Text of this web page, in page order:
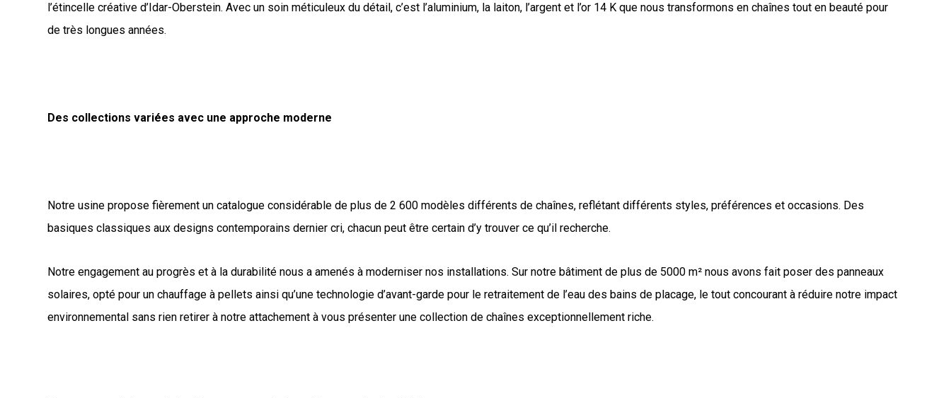
l’étincelle créative d’Idar-Oberstein. Avec un soin méticuleux du détail, c’est l’aluminium, la laiton, l’argent et l’or 14 K que nous transformons en chaînes tout en beauté pour
de très longues années.
Des collections variées avec une approche moderne
Notre usine propose fièrement un catalogue considérable de plus de 2 600 modèles différents de chaînes, reflétant différents styles, préférences et occasions. Des
basiques classiques aux designs contemporains dernier cri, chacun peut être certain d’y trouver ce qu’il recherche.
Notre engagement au progrès et à la durabilité nous a amenés à moderniser nos installations. Sur notre bâtiment de plus de 5000 m² nous avons fait poser des panneaux
solaires, opté pour un chauffage à pellets ainsi qu’une technologie d’avant-garde pour le retraitement de l’eau des bains de placage, le tout concourant à réduire notre impact
environnemental sans rien retirer à notre attachement à vous présenter une collection de chaînes exceptionnellement riche.